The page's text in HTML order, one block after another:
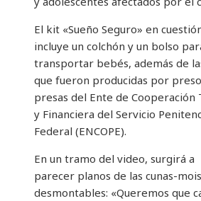
El kit «Sueño Seguro» en
incluye un colchón y un bolso
transportar bebés, además de
que fueron producidas por
presas del Ente de Cooperación
y Financiera del Servicio
Federal (ENCOPE).
En un tramo del video, surgirá a
parecer planos de las cunas-
desmontables: «Queremos que